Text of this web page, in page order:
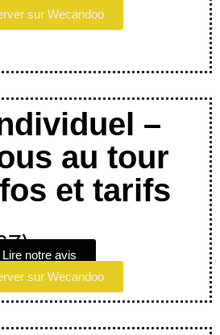
sur Wecandoo
–
au tour
et tarifs
Lire notre avis
sur Wecandoo